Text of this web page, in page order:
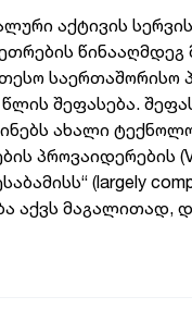
აქტივის
საერთაშორისო
შეფასება.
ახალი
პროვაიდერების
(largely
აქვს მაგალითად,